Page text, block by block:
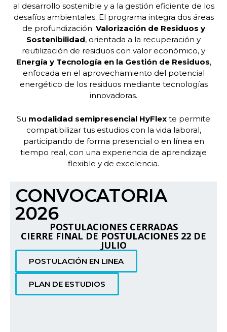
al desarrollo sostenible y a la gestión eficiente de los
desafíos ambientales. El programa integra dos áreas
de profundización: Valorización de Residuos y
Sostenibilidad, orientada a la recuperación y
reutilización de residuos con valor económico, y
Energía y Tecnología en la Gestión de Residuos,
enfocada en el aprovechamiento del potencial
energético de los residuos mediante tecnologías
innovadoras.
Su modalidad semipresencial HyFlex te permite
compatibilizar tus estudios con la vida laboral,
participando de forma presencial o en línea en
tiempo real, con una experiencia de aprendizaje
flexible y de excelencia.
CONVOCATORIA
2026
POSTULACIONES CERRADAS
CIERRE FINAL DE POSTULACIONES 22 DE
JULIO
POSTULACIÓN EN LINEA
PLAN DE ESTUDIOS